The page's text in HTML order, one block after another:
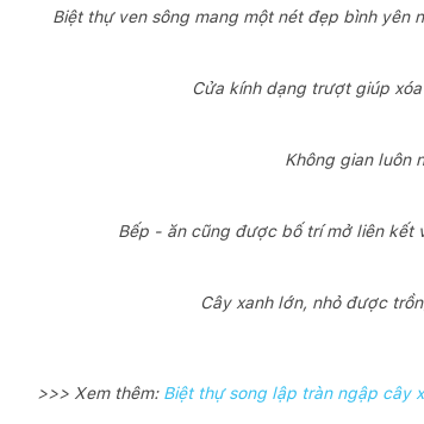
Biệt thự ven sông mang một nét đẹp bình yên
Cửa kính dạng trượt giúp
Không gian luôn
Bếp - ăn cũng được bố trí mở liên kết
Cây xanh lớn, nhỏ được
>>> Xem thêm: Biệt thự song lập tràn ngập cây